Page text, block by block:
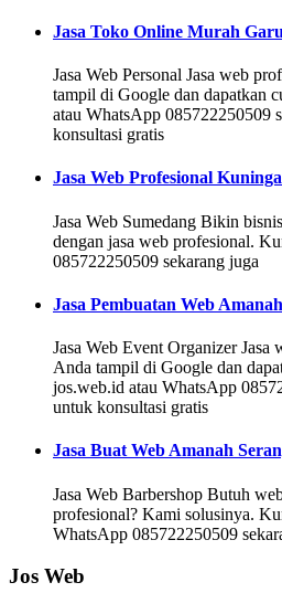
Jasa Toko Online Murah
Jasa Web Personal Jasa web
tampil di Google dan dapatkan
atau WhatsApp 085722250509
konsultasi gratis
Jasa Web Profesional
Jasa Web Sumedang Bikin
dengan jasa web profesional.
085722250509 sekarang juga
Jasa Pembuatan Web
Jasa Web Event Organizer Jasa
Anda tampil di Google dan
jos.web.id atau WhatsApp
untuk konsultasi gratis
Jasa Buat Web Amanah
Jasa Web Barbershop Butuh
profesional? Kami solusinya.
WhatsApp 085722250509
Jos Web